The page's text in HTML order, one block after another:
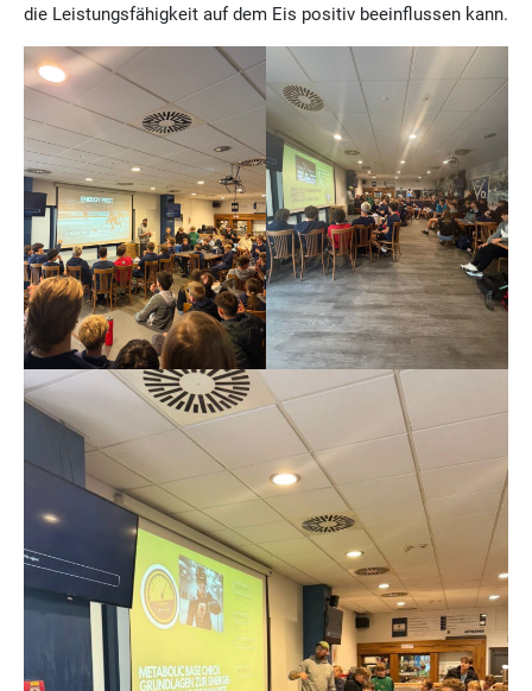
die Leistungsfähigkeit auf dem Eis positiv beeinflussen kann.